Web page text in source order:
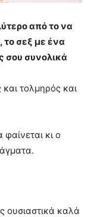
από το να
σεξ με ένα
σου συνολικά
και τολμηρός και
κι ο
ουσιαστικά καλά